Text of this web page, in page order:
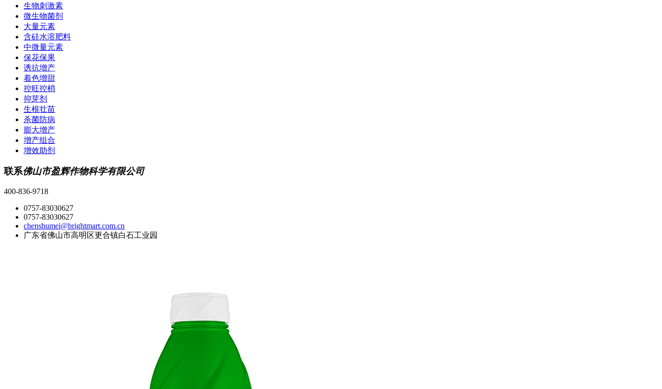
生物刺激素
微生物菌剂
大量元素
含硅水溶肥料
中微量元素
保花保果
诱抗增产
着色增甜
控旺控梢
抑芽剂
生根壮苗
杀菌防病
膨大增产
增产组合
增效助剂
联系佛山市盈辉作物科学有限公司
400-836-9718
0757-83030627
0757-83030627
chenshumei@brightmart.com.cn
广东省佛山市高明区更合镇白石工业园